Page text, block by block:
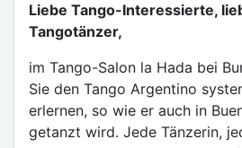
Liebe Tango-Interessierte,
Tangotänzer,
im Tango-Salon la Hada bei
Sie den Tango Argentino
erlernen, so wie er auch in
getanzt wird. Jede Tänzerin,